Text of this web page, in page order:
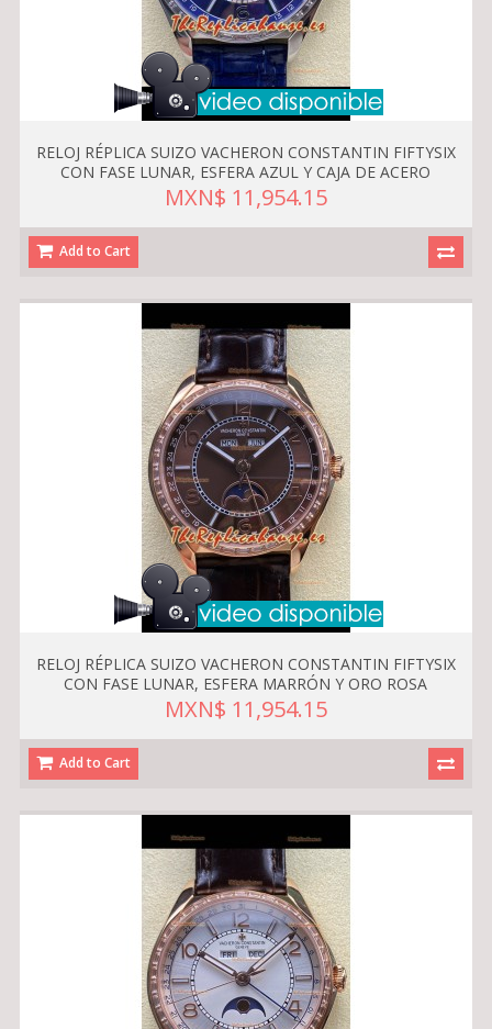
RELOJ RÉPLICA SUIZO VACHERON CONSTANTIN FIFTYSIX
CON FASE LUNAR, ESFERA AZUL Y CAJA DE ACERO
MXN$ 11,954.15
Add to Cart
RELOJ RÉPLICA SUIZO VACHERON CONSTANTIN FIFTYSIX
CON FASE LUNAR, ESFERA MARRÓN Y ORO ROSA
MXN$ 11,954.15
Add to Cart